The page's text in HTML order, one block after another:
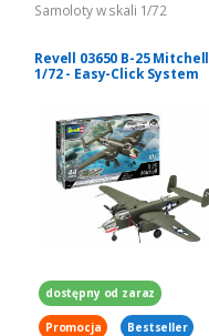
Samoloty w skali 1/72
Revell 03650 B-25 Mitchell
1/72 - Easy-Click System
dostępny od zaraz
Promocja Bestseller